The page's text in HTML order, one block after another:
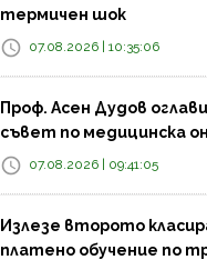
термичен шок
07.08.2026 | 10:35:06
Проф. Асен Дудов
съвет по медицинска
07.08.2026 | 09:41:05
Излезе второто
платено обучение по